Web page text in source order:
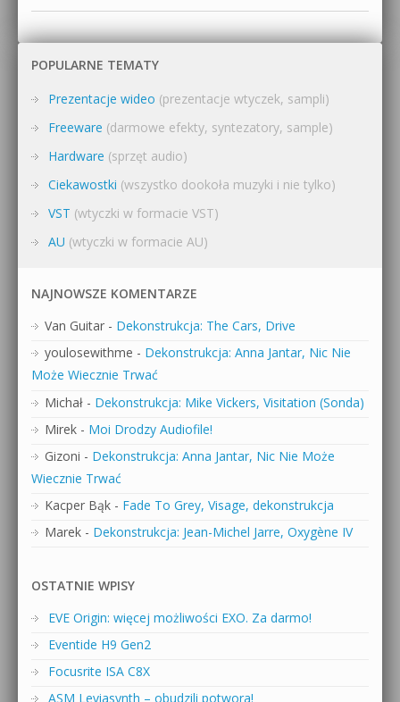
POPULARNE TEMATY
Prezentacje wideo (prezentacje wtyczek, sampli)
Freeware (darmowe efekty, syntezatory, sample)
Hardware (sprzęt audio)
Ciekawostki (wszystko dookoła muzyki i nie tylko)
VST (wtyczki w formacie VST)
AU (wtyczki w formacie AU)
NAJNOWSZE KOMENTARZE
Van Guitar - Dekonstrukcja: The Cars, Drive
youlosewithme - Dekonstrukcja: Anna Jantar, Nic Nie
Może Wiecznie Trwać
Michał - Dekonstrukcja: Mike Vickers, Visitation (Sonda)
Mirek - Moi Drodzy Audiofile!
Gizoni - Dekonstrukcja: Anna Jantar, Nic Nie Może
Wiecznie Trwać
Kacper Bąk - Fade To Grey, Visage, dekonstrukcja
Marek - Dekonstrukcja: Jean-Michel Jarre, Oxygène IV
OSTATNIE WPISY
EVE Origin: więcej możliwości EXO. Za darmo!
Eventide H9 Gen2
Focusrite ISA C8X
ASM Leviasynth – obudzili potwora!